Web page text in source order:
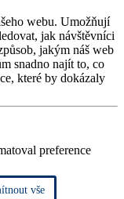
webu. Umožňují
jak návštěvníci
jakým náš web
snadno najít to, co
které by dokázaly
preference
vše